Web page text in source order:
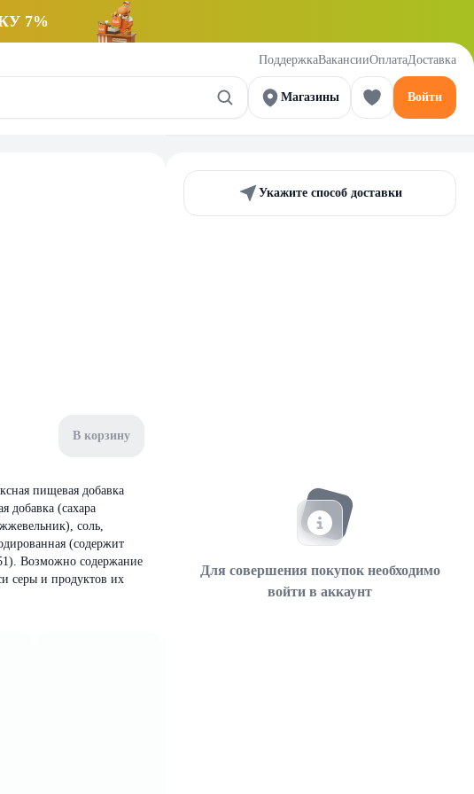
7%
ПоддержкаВакансииОплатаДоставка
Магазины Войти
В корзину
пищевая добавка
добавка (сахара
соль,
(содержит
Возможно содержание
серы и продуктов их
Укажите способ доставки
Для совершения покупок необходимо
войти в аккаунт